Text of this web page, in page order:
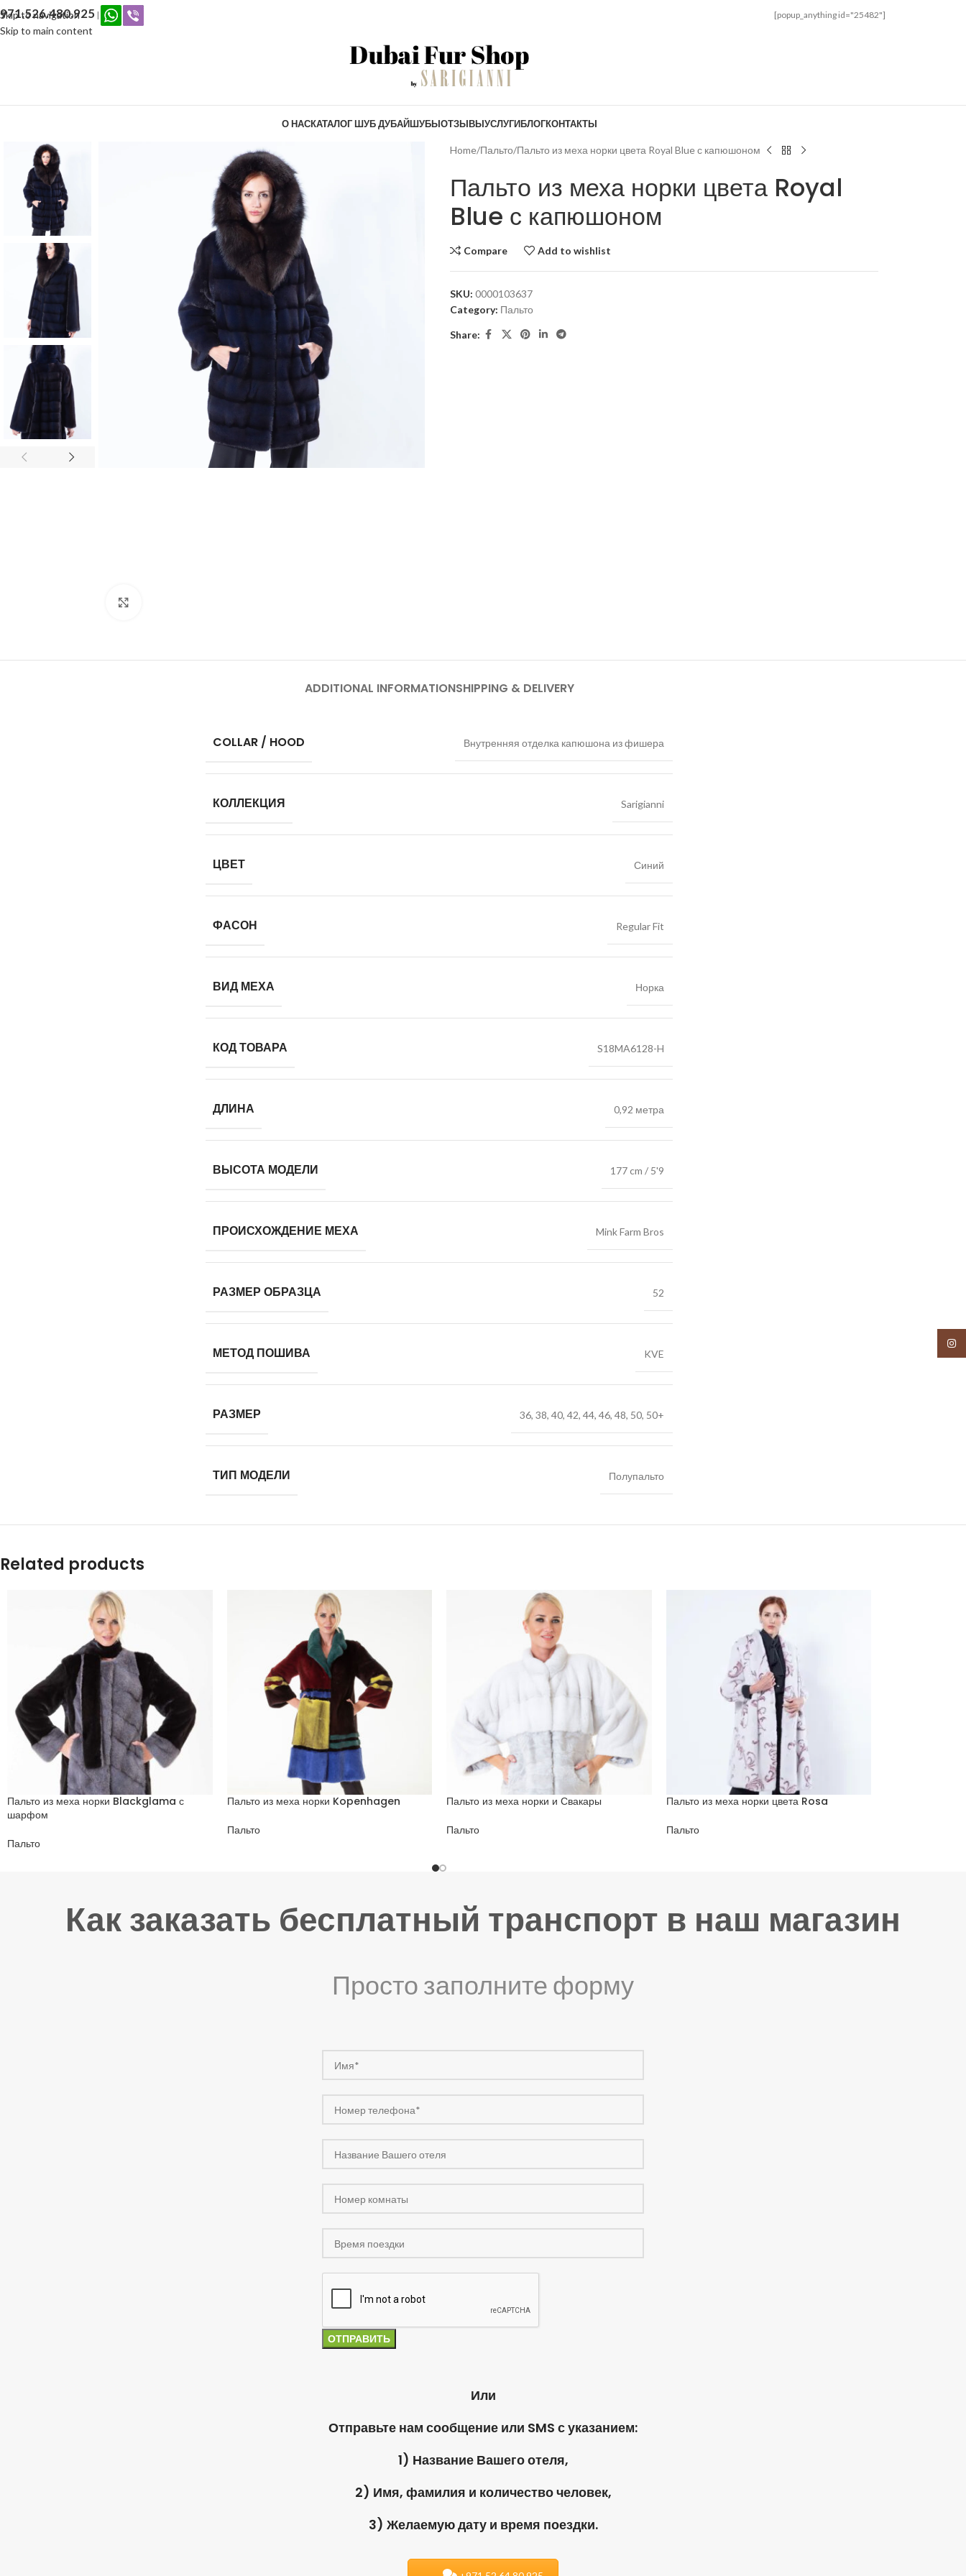
Skip to navigation
Skip to main content
| [popup_anything id="25482"]
О НАСКАТАЛОГ ШУБ ДУБАЙШУБЫОТЗЫВЫУСЛУГИБЛОГКОНТАКТЫ
Home Пальто Пальто из меха норки цвета Royal Blue с капюшоном
Пальто из меха норки цвета Royal
Blue с капюшоном
Compare Add to wishlist
SKU: 0000103637
Category: Пальто
Share:
ADDITIONAL INFORMATIONSHIPPING & DELIVERY
COLLAR / HOOD Внутренняя отделка капюшона из фишера
КОЛЛЕКЦИЯ Sarigianni
ЦВЕТ Синий
ФАСОН Regular Fit
ВИД МЕХА Норка
КОД ТОВАРА S18MA6128-H
ДЛИНА 0,92 метра
ВЫСОТА МОДЕЛИ 177 cm / 5'9
ПРОИСХОЖДЕНИЕ МЕХА Mink Farm Bros
РАЗМЕР ОБРАЗЦА 52
МЕТОД ПОШИВА KVE
РАЗМЕР 36, 38, 40, 42, 44, 46, 48, 50, 50+
ТИП МОДЕЛИ Полупальто
Related products
Пальто из меха норки Blackglama с
шарфом
Пальто
Пальто из меха норки Kopenhagen
Пальто
Пальто из меха норки и Свакары
Пальто
Пальто из меха норки цвета Rosa
Пальто
Как заказать бесплатный транспорт в наш магазин
Просто заполните форму
Или
Отправьте нам сообщение или SMS с указанием:
1) Название Вашего отеля,
2) Имя, фамилия и количество человек,
3) Желаемую дату и время поездки.